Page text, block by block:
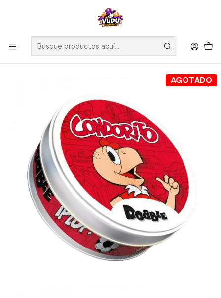
🚀 ¡Despachamos a todo Chile! Envío GRATIS a Regiones sobre
$100.000 y a RM sobre $35.000
Inicio Juegos de Mesa Competitivos
Dobble Condorito - Español
AGOTADO